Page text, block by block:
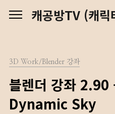
3D Work/Blender 강좌
블렌더 강좌 2.90
Dynamic Sky